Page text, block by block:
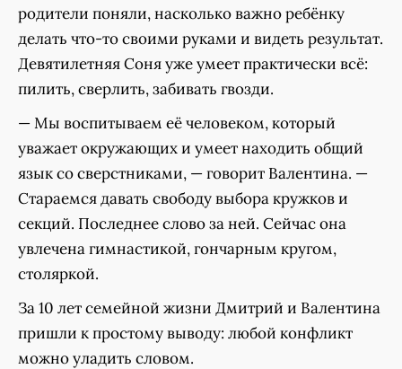
родители поняли, насколько важно ребёнку
делать что-то своими руками и видеть результат.
Девятилетняя Соня уже умеет практически всё:
пилить, сверлить, забивать гвозди.
— Мы воспитываем её человеком, который
уважает окружающих и умеет находить общий
язык со сверстниками, — говорит Валентина. —
Стараемся давать свободу выбора кружков и
секций. Последнее слово за ней. Сейчас она
увлечена гимнастикой, гончарным кругом,
столяркой.
За 10 лет семейной жизни Дмитрий и Валентина
пришли к простому выводу: любой конфликт
можно уладить словом.